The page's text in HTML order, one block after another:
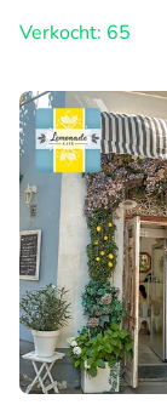
Verkocht: 65